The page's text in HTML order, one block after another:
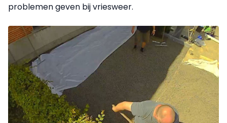
problemen geven bij vriesweer.